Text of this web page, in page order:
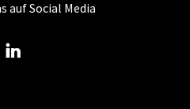
auf Social Media